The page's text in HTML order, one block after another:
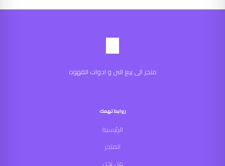
متجر الى بيع البن و ادوات القهوه
روابط تهمك
الرئيسية
المتجر
من نحن